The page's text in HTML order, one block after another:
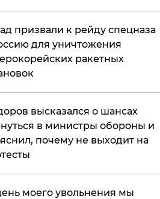
призвали к рейду спецназа
для уничтожения
ракетных
высказался о шансах
в министры обороны и
почему не выходит на
моего увольнения мы